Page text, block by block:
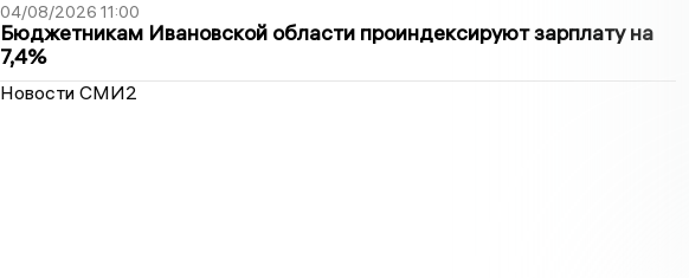
04/08/2026 11:00
Бюджетникам Ивановской области проиндексируют зарплату на
7,4%
Новости СМИ2